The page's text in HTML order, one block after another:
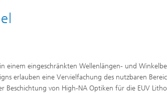
einem eingeschränkten Wellenlängen- und
erlauben eine Vervielfachung des nutzbaren
Beschichtung von High-NA Optiken für die EUV